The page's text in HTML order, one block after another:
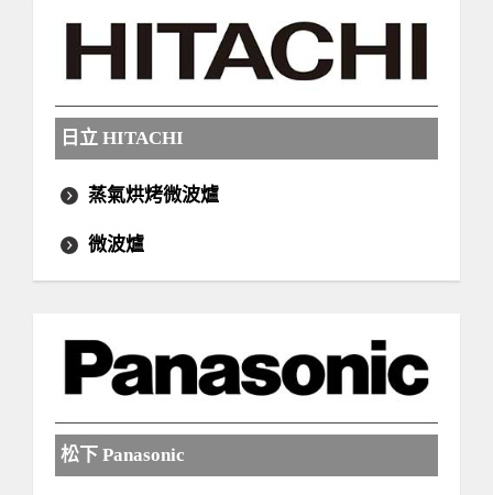
日立 HITACHI
蒸氣烘烤微波爐
微波爐
松下 Panasonic